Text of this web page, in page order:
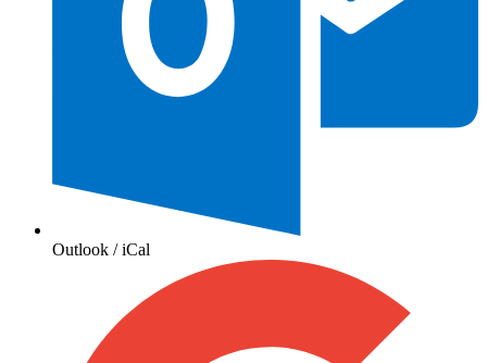
Outlook / iCal